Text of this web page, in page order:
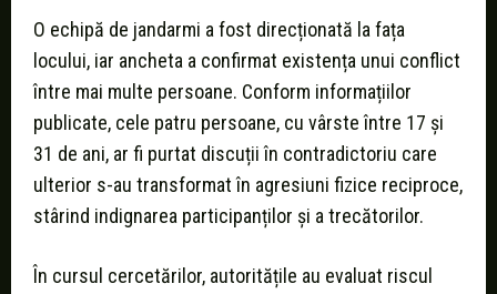
O echipă de jandarmi a fost direcționată la fața
locului, iar ancheta a confirmat existența unui conflict
între mai multe persoane. Conform informațiilor
publicate, cele patru persoane, cu vârste între 17 și
31 de ani, ar fi purtat discuții în contradictoriu care
ulterior s-au transformat în agresiuni fizice reciproce,
stârind indignarea participanților și a trecătorilor.
În cursul cercetărilor, autoritățile au evaluat riscul